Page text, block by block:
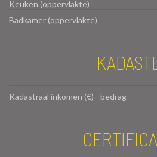
Keuken (oppervlakte)
Badkamer (oppervlakte)
Kadastraal inkomen (€) - bedrag